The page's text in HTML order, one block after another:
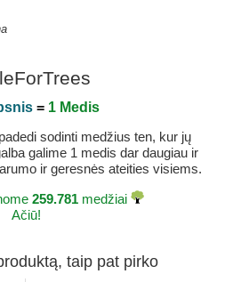
= 1 Medis
sodinti medžius ten, kur jų
galime 1 medis dar daugiau ir
ir geresnės ateities visiems.
259.781 medžiai
Ačiū!
taip pat pirko